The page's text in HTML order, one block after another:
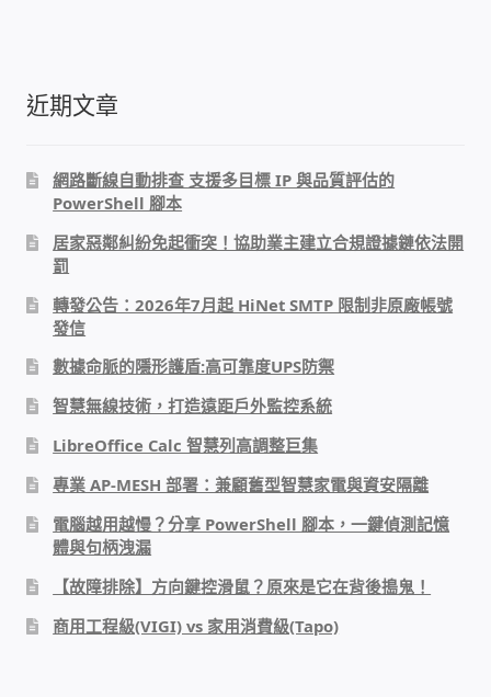
家庭水電修繕
窗簾 窗飾 丈量安裝
電腦維修銷售
電腦維護合約
電腦租賃方案
捷元電腦 NUC迷你電腦 伺服器
飛碟 不斷電 UPS / 穩壓器 AVR
遠距教學、在家辦公
USB隨插即用視訊攝影機
近期文章
網路斷線自動排查 支援多目標 IP 與品質評估的
PowerShell 腳本
居家惡鄰糾紛免起衝突！協助業主建立合規證據鏈依法開
罰
轉發公告：2026年7月起 HiNet SMTP 限制非原廠帳號
發信
數據命脈的隱形護盾:高可靠度UPS防禦
智慧無線技術，打造遠距戶外監控系統
LibreOffice Calc 智慧列高調整巨集
專業 AP-MESH 部署：兼顧舊型智慧家電與資安隔離
電腦越用越慢？分享 PowerShell 腳本，一鍵偵測記憶
體與句柄洩漏
【故障排除】方向鍵控滑鼠？原來是它在背後搗鬼！
商用工程級(VIGI) vs 家用消費級(Tapo)